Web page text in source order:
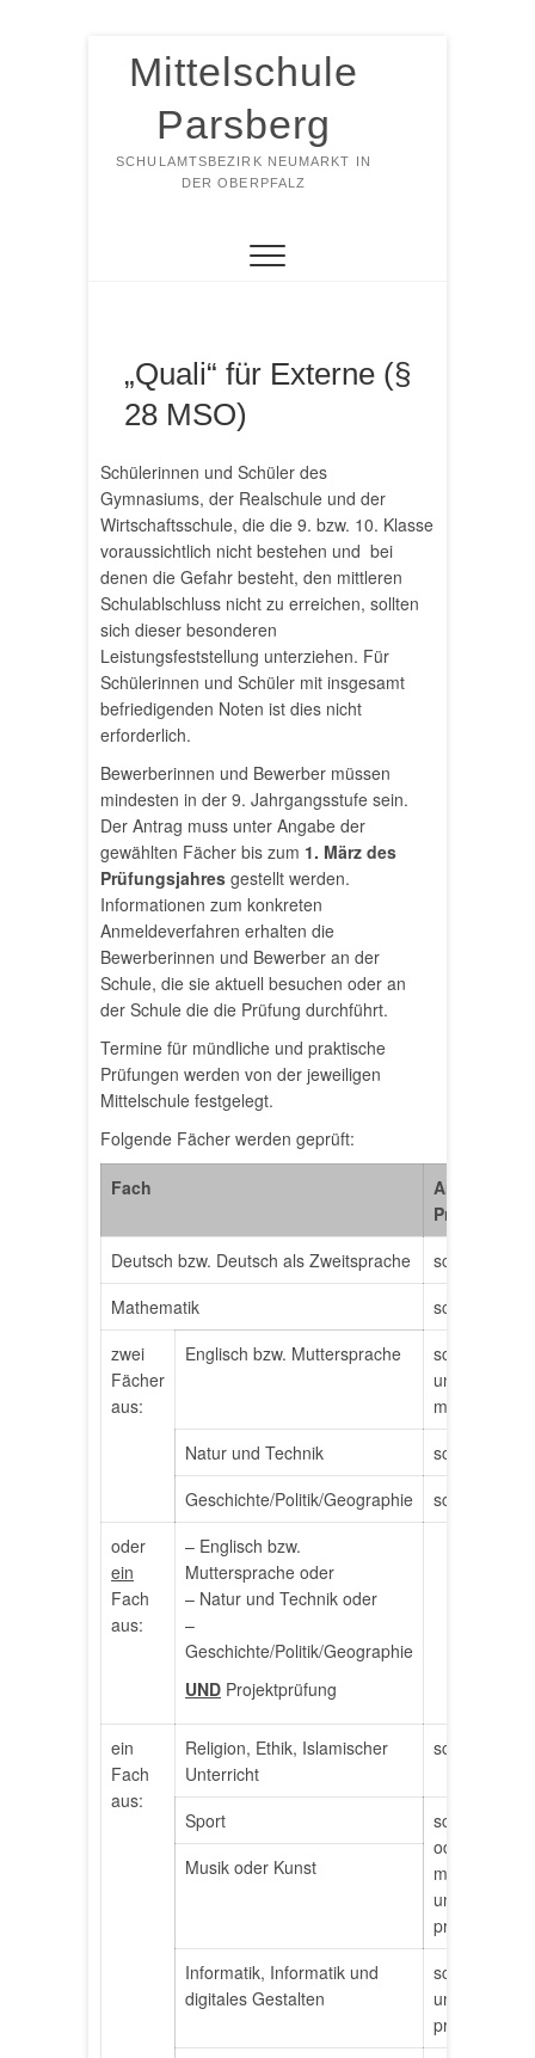
Mittelschule
Parsberg
SCHULAMTSBEZIRK NEUMARKT IN
DER OBERPFALZ
„Quali“ für Externe (§
28 MSO)
Schülerinnen und Schüler des
Gymnasiums, der Realschule und der
Wirtschaftsschule, die die 9. bzw. 10. Klasse
voraussichtlich nicht bestehen und bei
denen die Gefahr besteht, den mittleren
Schulablschluss nicht zu erreichen, sollten
sich dieser besonderen
Leistungsfeststellung unterziehen. Für
Schülerinnen und Schüler mit insgesamt
befriedigenden Noten ist dies nicht
erforderlich.
Bewerberinnen und Bewerber müssen
mindesten in der 9. Jahrgangsstufe sein.
Der Antrag muss unter Angabe der
gewählten Fächer bis zum 1. März des
Prüfungsjahres gestellt werden.
Informationen zum konkreten
Anmeldeverfahren erhalten die
Bewerberinnen und Bewerber an der
Schule, die sie aktuell besuchen oder an
der Schule die die Prüfung durchführt.
Termine für mündliche und praktische
Prüfungen werden von der jeweiligen
Mittelschule festgelegt.
Folgende Fächer werden geprüft:
Fach
Art der
Prüfung
Deutsch bzw. Deutsch als Zweitsprache
schriftlich
Mathematik
schriftlich
zwei
Fächer
aus:
Englisch bzw. Muttersprache
schriftlich
und
mündlich
Natur und Technik
schriftlich
Geschichte/Politik/Geographie
schriftlich
oder
ein
Fach
aus:
– Englisch bzw.
Muttersprache oder
– Natur und Technik oder
–
Geschichte/Politik/Geographie
UND Projektprüfung
ein
Fach
aus:
Religion, Ethik, Islamischer
Unterricht
schriftlich
Sport
schriftlich
oder
mündlich
und
praktisch
Musik oder Kunst
Informatik, Informatik und
digitales Gestalten
schriftlich
und
praktisch